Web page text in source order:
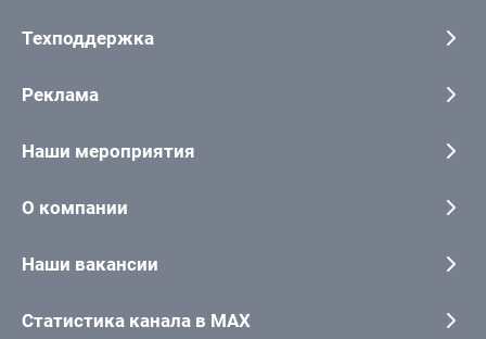
Техподдержка
Реклама
Наши мероприятия
О компании
Наши вакансии
Статистика канала в MAX